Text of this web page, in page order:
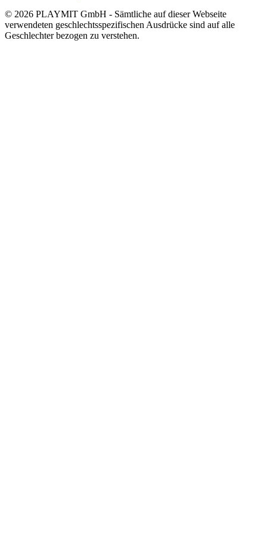
© 2026 PLAYMIT GmbH - Sämtliche auf dieser Webseite
verwendeten geschlechtsspezifischen Ausdrücke sind auf alle
Geschlechter bezogen zu verstehen.